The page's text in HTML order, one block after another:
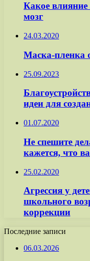
Какое
мозг
24.03.2020
Маска-пленка
25.09.2023
идеи для
01.07.2020
Не спешите
кажется, что
25.02.2020
Агрессия у
школьного
коррекции
Последние записи
06.03.2026